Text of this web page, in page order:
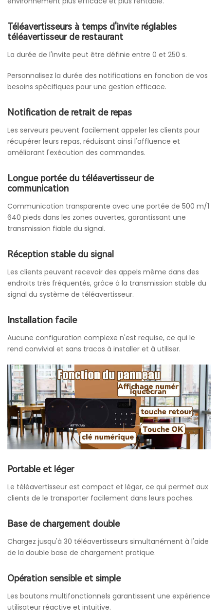
Téléavertisseurs à temps d'invite réglables
téléavertisseur de restaurant
La durée de l'invite peut être définie entre 0 et 250 s.
Personnalisez la durée des notifications en fonction de vos
besoins spécifiques pour une gestion efficace.
Notification de retrait de repas
Les serveurs peuvent facilement appeler les clients pour
récupérer leurs repas, réduisant ainsi l'affluence et
améliorant l'exécution des commandes.
Longue portée du téléavertisseur de
communication
Communication transparente avec une portée de 500 m/1
640 pieds dans les zones ouvertes, garantissant une
transmission fiable du signal.
Réception stable du signal
Les clients peuvent recevoir des appels même dans des
endroits très fréquentés, grâce à la transmission stable du
signal du système de téléavertisseur.
Installation facile
Aucune configuration complexe n'est requise, ce qui le
rend convivial et sans tracas à installer et à utiliser.
Portable et léger
Le téléavertisseur est compact et léger, ce qui permet aux
clients de le transporter facilement dans leurs poches.
Base de chargement double
Chargez jusqu'à 30 téléavertisseurs simultanément à l'aide
de la double base de chargement pratique.
Opération sensible et simple
Les boutons multifonctionnels garantissent une expérience
utilisateur réactive et intuitive.